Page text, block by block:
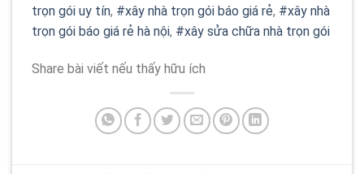
trọn gói uy tín, #xây nhà trọn gói báo giá rẻ, #xây nhà
trọn gói báo giá rẻ hà nội, #xây sửa chữa nhà trọn gói
Share bài viết nếu thấy hữu ích